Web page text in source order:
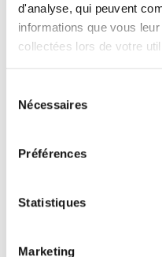
d'analyse, qui peuvent
informations que vous
collectées lors de votre
Nécessaires
Préférences
Statistiques
Marketing
Taux réduits de
rénovation